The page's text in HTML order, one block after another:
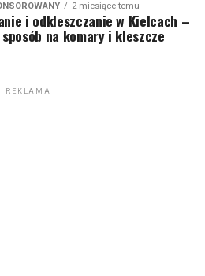
2 miesiące temu
i odkleszczanie w Kielcach –
na komary i kleszcze
REKLAMA